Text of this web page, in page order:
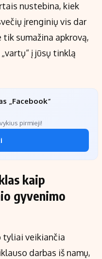
nustebina, kiek
įrenginių vis dar
sumažina apkrovą,
į jūsų tinklą
„Facebook“
pirmieji!
kaip
gyvenimo
tyliai veikiančia
darbas iš namų,